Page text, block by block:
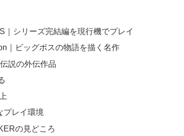
｜シリーズ完結編を現行機でプレイ
｜ビッグボスの物語を描く名作
説の外伝作品
プレイ環境
の見どころ